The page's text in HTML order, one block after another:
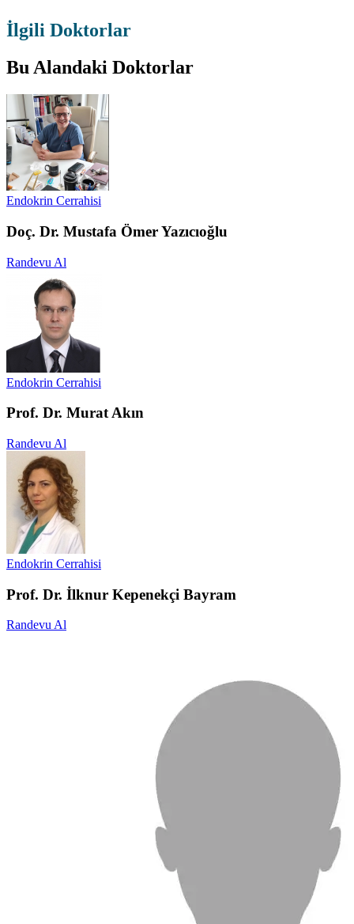
İlgili Doktorlar
Bu Alandaki Doktorlar
Endokrin Cerrahisi
Doç. Dr. Mustafa Ömer Yazıcıoğlu
Randevu Al
Endokrin Cerrahisi
Prof. Dr. Murat Akın
Randevu Al
Endokrin Cerrahisi
Prof. Dr. İlknur Kepenekçi Bayram
Randevu Al